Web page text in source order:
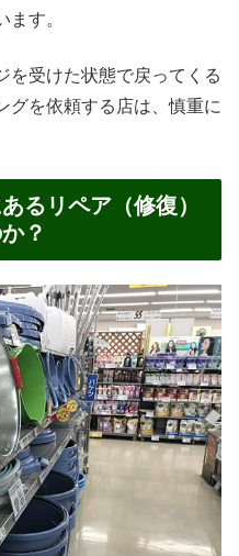
す。
を受けた状態で戻ってくる
グを依頼する店は、慎重に
るリペア（修復）
？